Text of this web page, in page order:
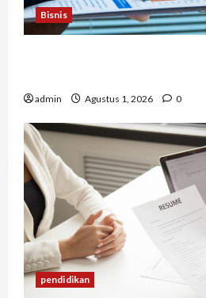
Bisnis
admin Agustus 1, 2026 0
pendidikan